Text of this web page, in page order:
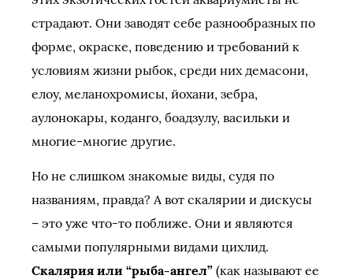
страдают. Они заводят себе разнообразных по
форме, окраске, поведению и требований к
условиям жизни рыбок, среди них демасони,
елоу, меланохромисы, йохани, зебра,
аулонокары, коданго, боадзулу, васильки и
многие-многие другие.
Но не слишком знакомые виды, судя по
названиям, правда? А вот скалярии и дискусы
– это уже что-то поближе. Они и являются
самыми популярными видами цихлид.
Скалярия или “рыба-ангел” (как называют ее